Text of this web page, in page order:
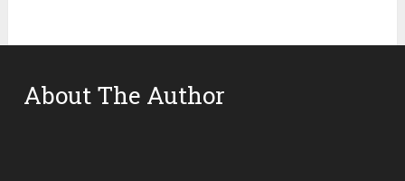
About The Author